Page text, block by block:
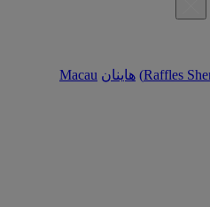
هاينان Macau